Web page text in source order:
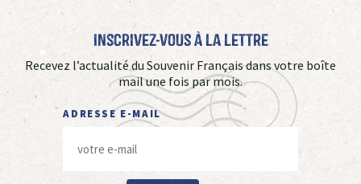
Inscrivez-vous à La Lettre
Recevez l’actualité du Souvenir Français dans votre boîte
mail une fois par mois.
ADRESSE E-MAIL